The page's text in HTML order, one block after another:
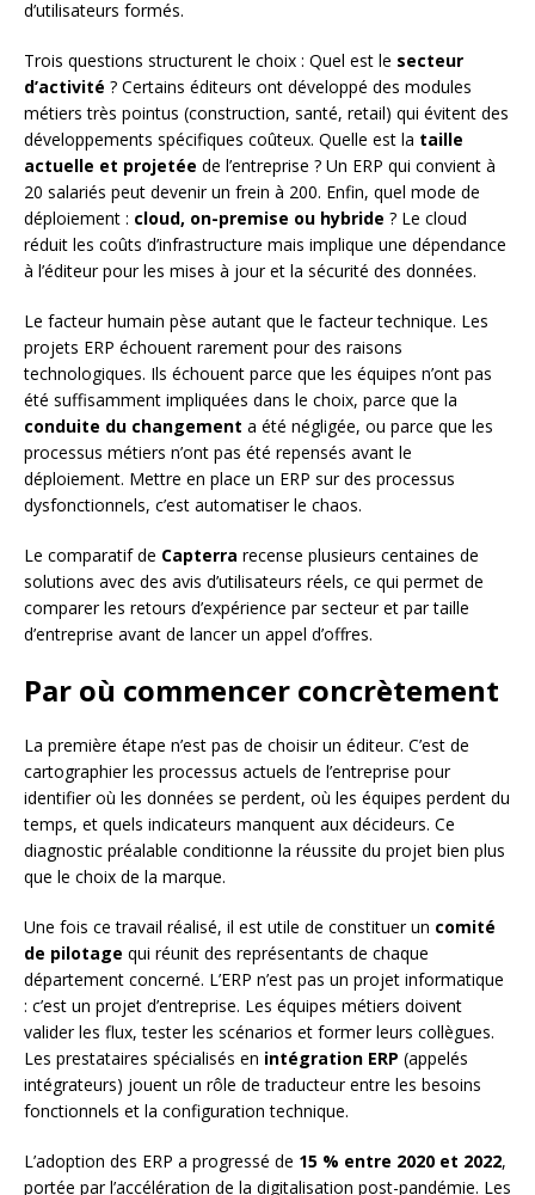
d’utilisateurs formés.
Trois questions structurent le choix : Quel est le secteur
d’activité ? Certains éditeurs ont développé des modules
métiers très pointus (construction, santé, retail) qui évitent des
développements spécifiques coûteux. Quelle est la taille
actuelle et projetée de l’entreprise ? Un ERP qui convient à
20 salariés peut devenir un frein à 200. Enfin, quel mode de
déploiement : cloud, on-premise ou hybride ? Le cloud
réduit les coûts d’infrastructure mais implique une dépendance
à l’éditeur pour les mises à jour et la sécurité des données.
Le facteur humain pèse autant que le facteur technique. Les
projets ERP échouent rarement pour des raisons
technologiques. Ils échouent parce que les équipes n’ont pas
été suffisamment impliquées dans le choix, parce que la
conduite du changement a été négligée, ou parce que les
processus métiers n’ont pas été repensés avant le
déploiement. Mettre en place un ERP sur des processus
dysfonctionnels, c’est automatiser le chaos.
Le comparatif de Capterra recense plusieurs centaines de
solutions avec des avis d’utilisateurs réels, ce qui permet de
comparer les retours d’expérience par secteur et par taille
d’entreprise avant de lancer un appel d’offres.
Par où commencer concrètement
La première étape n’est pas de choisir un éditeur. C’est de
cartographier les processus actuels de l’entreprise pour
identifier où les données se perdent, où les équipes perdent du
temps, et quels indicateurs manquent aux décideurs. Ce
diagnostic préalable conditionne la réussite du projet bien plus
que le choix de la marque.
Une fois ce travail réalisé, il est utile de constituer un comité
de pilotage qui réunit des représentants de chaque
département concerné. L’ERP n’est pas un projet informatique
: c’est un projet d’entreprise. Les équipes métiers doivent
valider les flux, tester les scénarios et former leurs collègues.
Les prestataires spécialisés en intégration ERP (appelés
intégrateurs) jouent un rôle de traducteur entre les besoins
fonctionnels et la configuration technique.
L’adoption des ERP a progressé de 15 % entre 2020 et 2022,
portée par l’accélération de la digitalisation post-pandémie. Les